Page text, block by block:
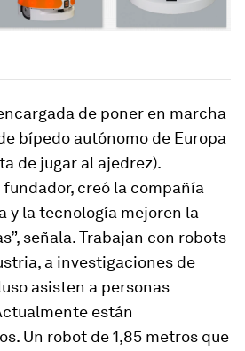
de poner en marcha
bípedo autónomo de Europa
de jugar al ajedrez).
fundador, creó la compañía
y la tecnología mejoren la
señala. Trabajan con robots
a investigaciones de
asisten a personas
están
Un robot de 1,85 metros que